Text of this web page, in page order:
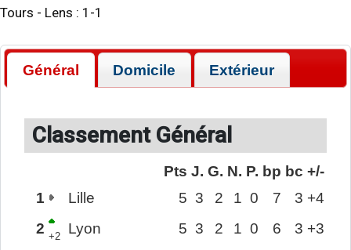
Tours - Lens : 1 -1
Général Domicile Extérieur
Classement Général
Pts J. G. N. P. bp bc +/-
1
Lille 5 3 2 1 0 7 3 +4
2 +2 Lyon 5 3 2 1 0 6 3 +3